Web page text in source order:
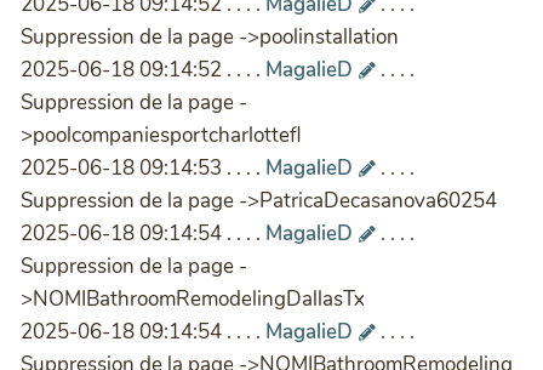
Suppression de la page ->poolinstallation
2025-06-18 09:14:52 . . . . MagalieD
. . . .
Suppression de la page -
>poolcompaniesportcharlottefl
2025-06-18 09:14:53 . . . . MagalieD
. . . .
Suppression de la page ->PatricaDecasanova60254
2025-06-18 09:14:54 . . . . MagalieD
. . . .
Suppression de la page -
>NOMIBathroomRemodelingDallasTx
2025-06-18 09:14:54 . . . . MagalieD
. . . .
Suppression de la page ->NOMIBathroomRemodeling